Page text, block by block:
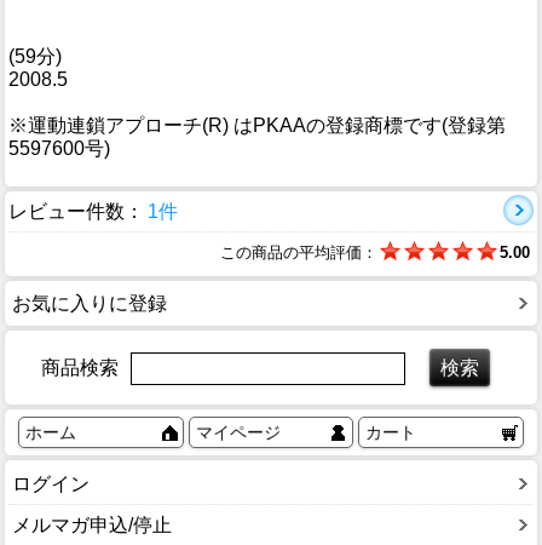
(59分)
2008.5
※運動連鎖アプローチ(R) はPKAAの登録商標です(登録第
5597600号)
レビュー件数： 1件
この商品の平均評価： 5.00
お気に入りに登録
商品検索
ホーム マイページ カート
ログイン
メルマガ申込/停止